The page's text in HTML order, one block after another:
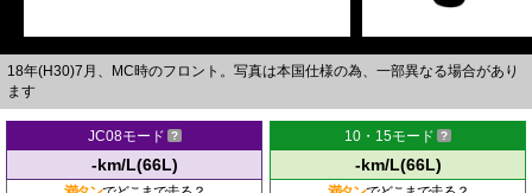
18年(H30)7月、MC時のフロント。写真は本国仕様の為、一部異なる場合があり
ます
JC08モード
-km/L(66L)
10・15モード
-km/L(66L)